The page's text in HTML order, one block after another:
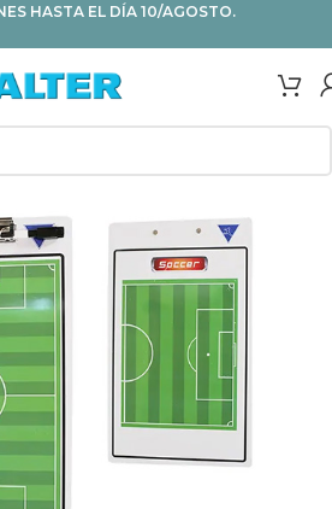
HASTA EL DÍA 10/AGOSTO.